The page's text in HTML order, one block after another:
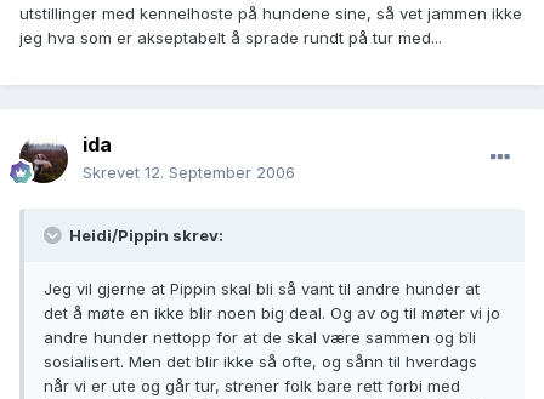
utstillinger med kennelhoste på hundene sine, så vet jammen ikke
jeg hva som er akseptabelt å sprade rundt på tur med...
ida
Skrevet 12. September 2006
Heidi/Pippin skrev:
Jeg vil gjerne at Pippin skal bli så vant til andre hunder at
det å møte en ikke blir noen big deal. Og av og til møter vi jo
andre hunder nettopp for at de skal være sammen og bli
sosialisert. Men det blir ikke så ofte, og sånn til hverdags
når vi er ute og går tur, strener folk bare rett forbi med